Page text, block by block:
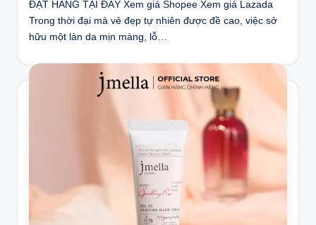
ĐẶT HÀNG TẠI ĐÂY Xem giá Shopee Xem giá Lazada
Trong thời đại mà vẻ đẹp tự nhiên được đề cao, việc sở
hữu một làn da mịn màng, lỗ…